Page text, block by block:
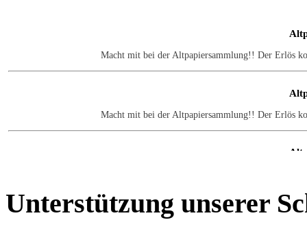
Macht mit bei der Altpapiersammlung!! Der Erlös
Macht mit bei der Altpapiersammlung!! Der Erlös
Unterstützung unserer